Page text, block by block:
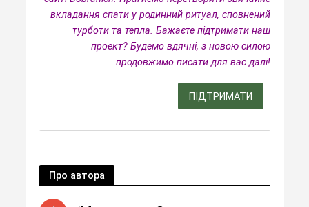
вкладання спати у родинний ритуал, сповнений
турботи та тепла. Бажаєте підтримати наш
проект? Будемо вдячні, з новою силою
продовжимо писати для вас далі!
ПІДТРИМАТИ
Про автора